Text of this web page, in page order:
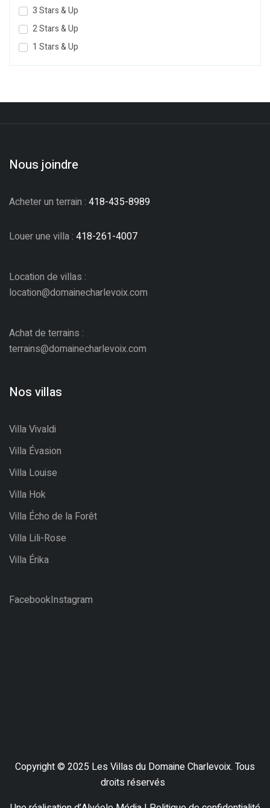
3 Stars & Up
2 Stars & Up
1 Stars & Up
FacebookInstagram
Nous joindre
Acheter un terrain : 418-435-8989
Louer une villa : 418-261-4007
Location de villas :
location@domainecharlevoix.com
Achat de terrains :
terrains@domainecharlevoix.com
Nos villas
Villa Vivaldi
Villa Évasion
Villa Louise
Villa Hok
Villa Écho de la Forêt
Villa Lili-Rose
Villa Érika
Copyright © 2025 Les Villas du Domaine Charlevoix. Tous
droits réservés